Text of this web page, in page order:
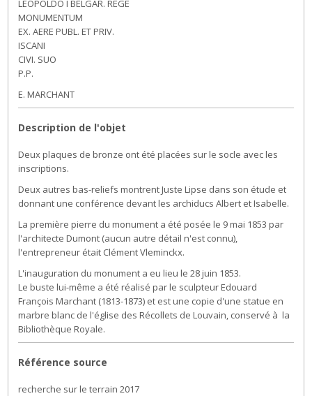
LEOPOLDO I BELGAR. REGE
MONUMENTUM
EX. AERE PUBL. ET PRIV.
ISCANI
CIVI. SUO
P.P.
E. MARCHANT
Description de l'objet
Deux plaques de bronze ont été placées sur le socle avec les
inscriptions.
Deux autres bas-reliefs montrent Juste Lipse dans son étude et
donnant une conférence devant les archiducs Albert et Isabelle.
La première pierre du monument a été posée le 9 mai 1853 par
l'architecte Dumont (aucun autre détail n'est connu),
l'entrepreneur était Clément Vleminckx.
L'inauguration du monument a eu lieu le 28 juin 1853.
Le buste lui-même a été réalisé par le sculpteur Edouard
François Marchant (1813-1873) et est une copie d'une statue en
marbre blanc de l'église des Récollets de Louvain, conservé à la
Bibliothèque Royale.
Référence source
recherche sur le terrain 2017